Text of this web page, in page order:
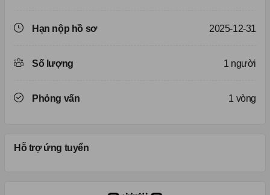
Hạn nộp hồ sơ 2025-12-31
Số lượng 1 người
Phỏng vấn 1 vòng
Hỗ trợ ứng tuyển